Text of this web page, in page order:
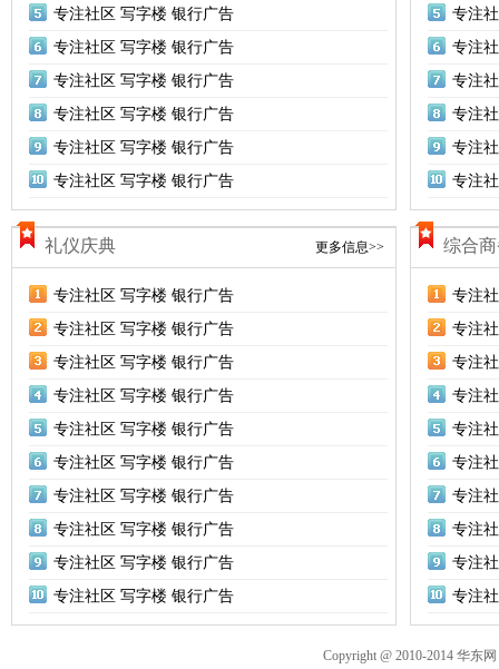
专注社区 写字楼 银行广告
专注社区 写字楼 银行广告
专注社区 写字楼 银行广告
专注社区 写字楼 银行广告
专注社区 写字楼 银行广告
专注社区 写字楼 银行广告
专注
专注
专注
专注
专注
专注
礼仪庆典 更多信息>>
专注社区 写字楼 银行广告
专注社区 写字楼 银行广告
专注社区 写字楼 银行广告
专注社区 写字楼 银行广告
专注社区 写字楼 银行广告
专注社区 写字楼 银行广告
专注社区 写字楼 银行广告
专注社区 写字楼 银行广告
专注社区 写字楼 银行广告
专注社区 写字楼 银行广告
综合
专注
专注
专注
专注
专注
专注
专注
专注
专注
专注
Copyright @ 2010-2014 华东